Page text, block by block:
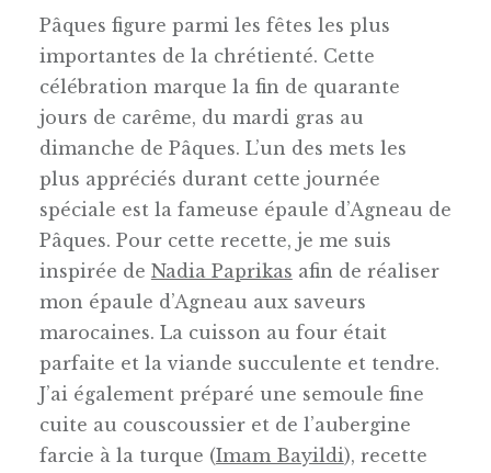
Pâques figure parmi les fêtes les plus
importantes de la chrétienté. Cette
célébration marque la fin de quarante
jours de carême, du mardi gras au
dimanche de Pâques. L’un des mets les
plus appréciés durant cette journée
spéciale est la fameuse épaule d’Agneau de
Pâques. Pour cette recette, je me suis
inspirée de Nadia Paprikas afin de réaliser
mon épaule d’Agneau aux saveurs
marocaines. La cuisson au four était
parfaite et la viande succulente et tendre.
J’ai également préparé une semoule fine
cuite au couscoussier et de l’aubergine
farcie à la turque (Imam Bayildi), recette